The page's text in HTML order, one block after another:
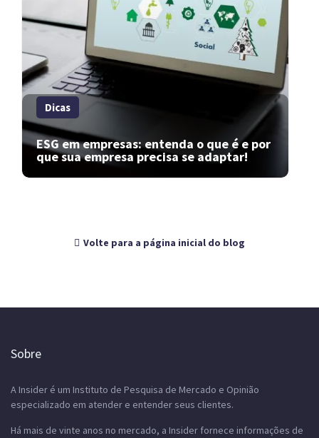
Dicas
ESG em empresas: entenda o que é e por
que sua empresa precisa se adaptar!
Volte para a página inicial do blog
Sobre
A Insider é um Instituto de Pesquisa de Mercado e Opinião
especializado em atender e entender seus clientes.
Há mais de vinte anos no mercado, a Insider fornece informações de